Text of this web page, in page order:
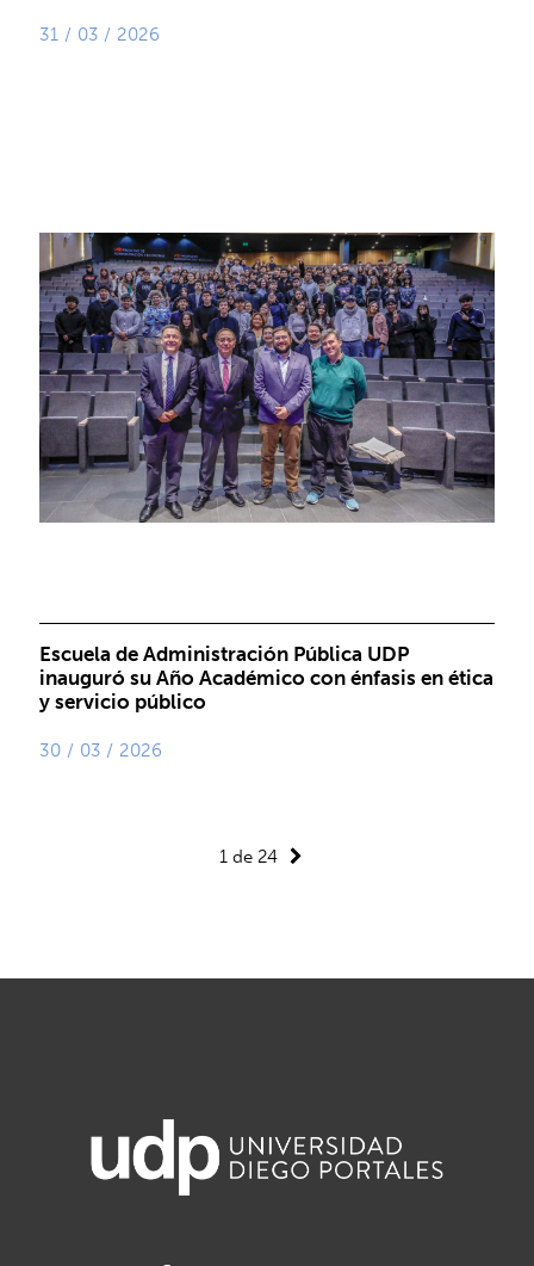
31 / 03 / 2026
Escuela de Administración Pública UDP
inauguró su Año Académico con énfasis en ética
y servicio público
30 / 03 / 2026
1 de 24